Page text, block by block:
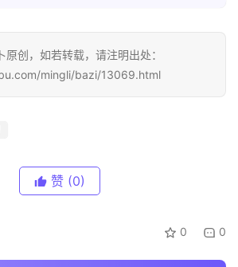
创，如若转载，请注明出处：
mingli/bazi/13069.html
赞 (0)
0 0